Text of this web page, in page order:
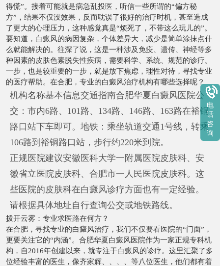
得慌”。接着可能就是病急乱投医，听信一些所谓的“偏方秘
方”，结果不仅没效果，反而耽误了很好的治疗时机，甚至造成
了更大的心理压力，这种感觉真是“烦死了，不带这么玩儿的”。
要知道，白癜风的病因复杂，个体差异大，减少是简单涂抹点什
么就能解决的。往深了说，这是一种涉及免疫、遗传、神经等多
种因素的皮肤色素脱失性疾病，需要科学、系统、规范的诊疗。
一步，也是较重要的一步，就是放下焦虑，理性对待，寻找专业
的医疗帮助。在合肥，专业的白癜风治疗机构有哪些选择呢？
机构名称基本信息交通指南合肥华夏白癜风医院公
交：市内6路、101路、134路、146路、163路在裕铜
路口站下车即可。地铁：乘坐轨道交通1号线，转乘
106路到裕铜路口站，步行约220米到院。
正规医院建议安徽医科大学一附属医院皮肤科、安
徽省立医院皮肤科、合肥市一人民医院皮肤科。这
些医院的皮肤科在白癜风诊疗方面也有一定经验。
请根据具体地址自行查询公交或地铁路线。
拨开云雾：专业求医路在何方？
在合肥，寻找专业的白癜风治疗，我们不仅要看医院的“门面”，
更要关注它的“内涵”。合肥华夏白癜风医院作为一家正规专科机
构，自2016年创建以来，就专注于白癜风的诊疗。这里汇聚了多
位经验丰富的医生，像齐家辉、、、、等八位医生，他们都有着
电
话
咨
询